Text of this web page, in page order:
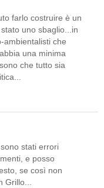
farlo costruire è un
uno sbaglio...in
ambientalisti che
una minima
che tutto sia
stati errori
e posso
se così non
Grillo...